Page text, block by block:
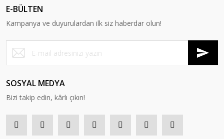
E-BÜLTEN
Kampanya ve duyurulardan ilk siz haberdar olun!
SOSYAL MEDYA
Bizi takip edin, kârlı çıkın!